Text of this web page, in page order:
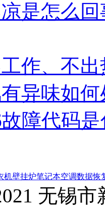
是怎么
作、不
异味如
障代码
机壁挂炉笔记本空调数据恢
无锡